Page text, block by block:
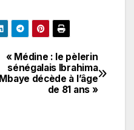
« Médine : le pèlerin
sénégalais Ibrahima
Mbaye décède à l’âge
de 81 ans »